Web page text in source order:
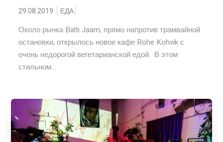
29.08.2019 ЕДА
Около рынка Balti Jaam, прямо напротив трамвайной
остановки, открылось новое кафе Rohe Kohvik с
очень недорогой вегетарианской едой. В этом
стильном...